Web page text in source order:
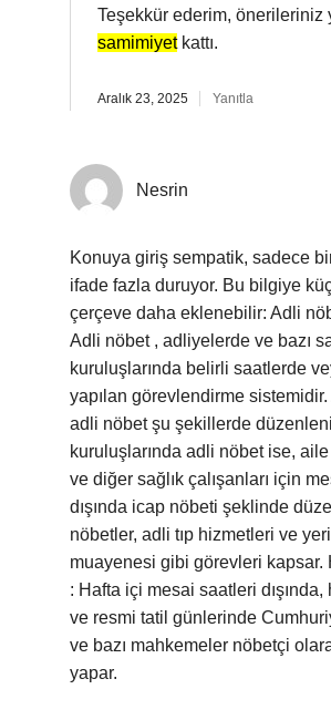
Teşekkür ederim, önerileriniz
samimiyetkattı.
Aralık 23, 2025 Yanıtla
Nesrin
Konuya giriş sempatik, sadece
ifade fazla duruyor. Bu bilgiye
çerçeve daha eklenebilir: Adli
Adli nöbet , adliyelerde ve bazı
kuruluşlarında belirli saatlerde
yapılan görevlendirme
adli nöbet şu şekillerde
kuruluşlarında adli nöbet ise,
ve diğer sağlık çalışanları için
dışında icap nöbeti şeklinde
nöbetler, adli tıp hizmetleri ve
muayenesi gibi görevleri kapsar.
: Hafta içi mesai saatleri dışında,
ve resmi tatil günlerinde
ve bazı mahkemeler nöbetçi
yapar.